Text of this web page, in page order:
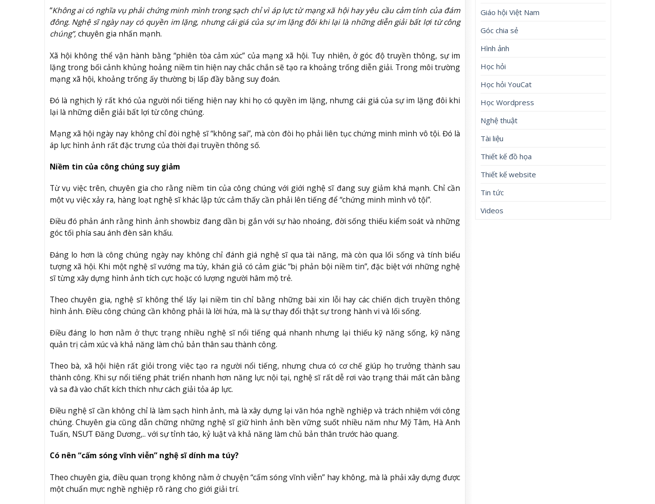
“Không ai có nghĩa vụ phải chứng minh mình trong sạch chỉ vì áp lực từ mạng xã hội hay yêu cầu cảm tính của đám
đông. Nghệ sĩ ngày nay có quyền im lặng, nhưng cái giá của sự im lặng đôi khi lại là những diễn giải bất lợi từ công
chúng”,chuyên gia nhấn mạnh.
Xã hội không thể vận hành bằng “phiên tòa cảm xúc” của mạng xã hội. Tuy nhiên, ở góc độ truyền thông, sự im
lặng trong bối cảnh khủng hoảng niềm tin hiện nay chắc chắn sẽ tạo ra khoảng trống diễn giải. Trong môi trường
mạng xã hội, khoảng trống ấy thường bị lấp đầy bằng suy đoán.
Đó là nghịch lý rất khó của người nổi tiếng hiện nay khi họ có quyền im lặng, nhưng cái giá của sự im lặng đôi khi
lại là những diễn giải bất lợi từ công chúng.
Mạng xã hội ngày nay không chỉ đòi nghệ sĩ “không sai”, mà còn đòi họ phải liên tục chứng minh mình vô tội. Đó là
áp lực hình ảnh rất đặc trưng của thời đại truyền thông số.
Niềm tin của công chúng suy giảm
Từ vụ việc trên, chuyên gia cho rằng niềm tin của công chúng với giới nghệ sĩ đang suy giảm khá mạnh. Chỉ cần
một vụ việc xảy ra, hàng loạt nghệ sĩ khác lập tức cảm thấy cần phải lên tiếng để “chứng minh mình vô tội”.
Điều đó phản ánh rằng hình ảnh showbiz đang dần bị gắn với sự hào nhoáng, đời sống thiếu kiểm soát và những
góc tối phía sau ánh đèn sân khấu.
Đáng lo hơn là công chúng ngày nay không chỉ đánh giá nghệ sĩ qua tài năng, mà còn qua lối sống và tính biểu
tượng xã hội. Khi một nghệ sĩ vướng ma túy, khán giả có cảm giác “bị phản bội niềm tin”, đặc biệt với những nghệ
sĩ từng xây dựng hình ảnh tích cực hoặc có lượng người hâm mộ trẻ.
Theo chuyên gia, nghệ sĩ không thể lấy lại niềm tin chỉ bằng những bài xin lỗi hay các chiến dịch truyền thông
hình ảnh. Điều công chúng cần không phải là lời hứa, mà là sự thay đổi thật sự trong hành vi và lối sống.
Điều đáng lo hơn nằm ở thực trạng nhiều nghệ sĩ nổi tiếng quá nhanh nhưng lại thiếu kỹ năng sống, kỹ năng
quản trị cảm xúc và khả năng làm chủ bản thân sau thành công.
Theo bà, xã hội hiện rất giỏi trong việc tạo ra người nổi tiếng, nhưng chưa có cơ chế giúp họ trưởng thành sau
thành công. Khi sự nổi tiếng phát triển nhanh hơn năng lực nội tại, nghệ sĩ rất dễ rơi vào trạng thái mất cân bằng
và sa đà vào chất kích thích như cách giải tỏa áp lực.
Điều nghệ sĩ cần không chỉ là làm sạch hình ảnh, mà là xây dựng lại văn hóa nghề nghiệp và trách nhiệm với công
chúng. Chuyên gia cũng dẫn chững những nghệ sĩ giữ hình ảnh bền vững suốt nhiều năm như Mỹ Tâm, Hà Anh
Tuấn, NSƯT Đăng Dương,.. với sự tỉnh táo, kỷ luật và khả năng làm chủ bản thân trước hào quang.
Có nên “cấm sóng vĩnh viễn” nghệ sĩ dính ma túy?
Theo chuyên gia, điều quan trọng không nằm ở chuyện “cấm sóng vĩnh viễn” hay không, mà là phải xây dựng được
một chuẩn mực nghề nghiệp rõ ràng cho giới giải trí.
Giáo hội Việt Nam
Góc chia sẻ
Hình ảnh
Học hỏi
Học hỏi YouCat
Học Wordpress
Nghệ thuật
Tài liệu
Thiết kế đồ họa
Thiết kế website
Tin tức
Videos